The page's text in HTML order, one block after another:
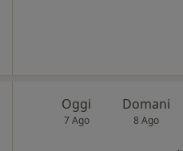
Oggi
7 Ago
Domani
8 Ago